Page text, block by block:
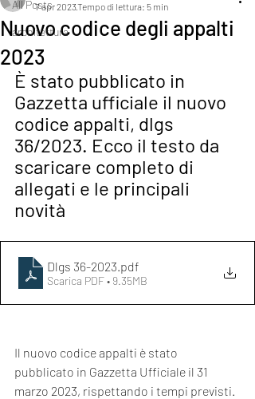
All Posts
architettura
Nuovo codice degli appalti
2023
7 apr 2023Tempo di lettura: 5 min
È stato pubblicato in
Gazzetta ufficiale il nuovo
codice appalti, dlgs
36/2023. Ecco il testo da
scaricare completo di
allegati e le principali
novità
Dlgs 36-2023 .pdf
Scarica PDF • 9.35MB
Il nuovo codice appalti è stato
pubblicato in Gazzetta Ufficiale il 31
marzo 2023, rispettando i tempi previsti.